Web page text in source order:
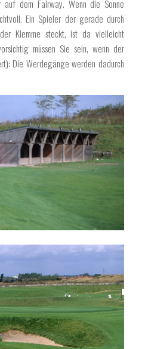
dem Fairway. Wenn die Sonne
Ein Spieler der gerade durch
Klemme steckt, ist da vielleicht
müssen Sie sein, wenn der
Die Werdegänge werden dadurch